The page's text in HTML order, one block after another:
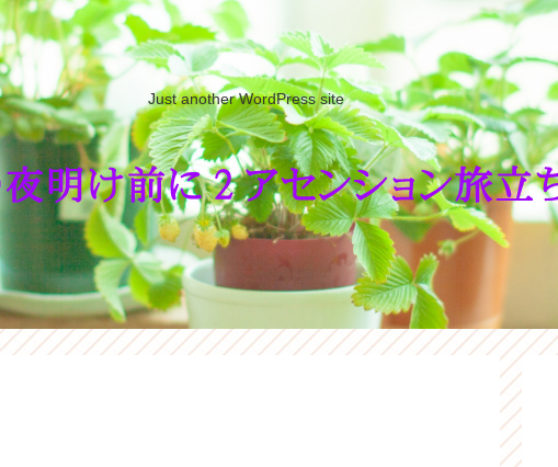
Just another WordPress site